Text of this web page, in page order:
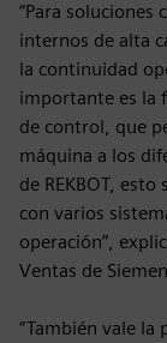
“Para soluciones
internos de alta
la continuidad
importante es la
de control, que
máquina a los
de REKBOT,
con varios
operación”,
Ventas de
“También vale la